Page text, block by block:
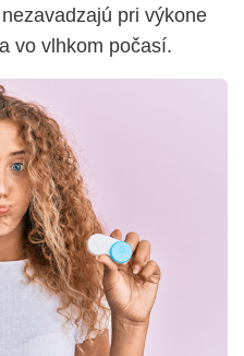
ezavadzajú pri výkone
vo vlhkom počasí.